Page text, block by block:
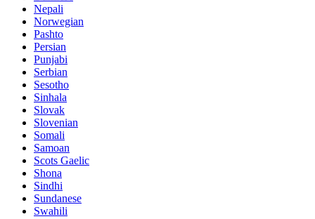
Nepali
Norwegian
Pashto
Persian
Punjabi
Serbian
Sesotho
Sinhala
Slovak
Slovenian
Somali
Samoan
Scots Gaelic
Shona
Sindhi
Sundanese
Swahili